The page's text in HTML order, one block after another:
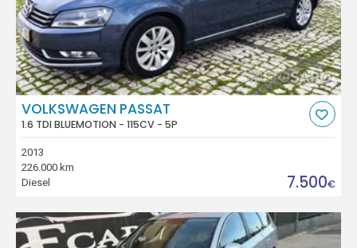
VOLKSWAGEN PASSAT
1.6 TDI BLUEMOTION - 115CV - 5P
2013
226.000 km
Diesel
7.500€